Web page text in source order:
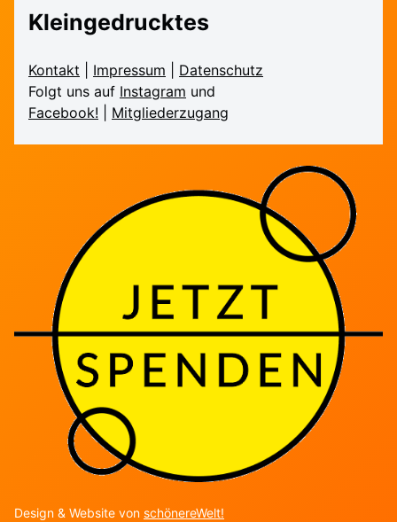
Kleingedrucktes
Kontakt Impressum
Daten­schutz
Folgt uns auf Instagram und
Facebook!
Mitglieder­zugang
Design & Website vonschönereWelt!